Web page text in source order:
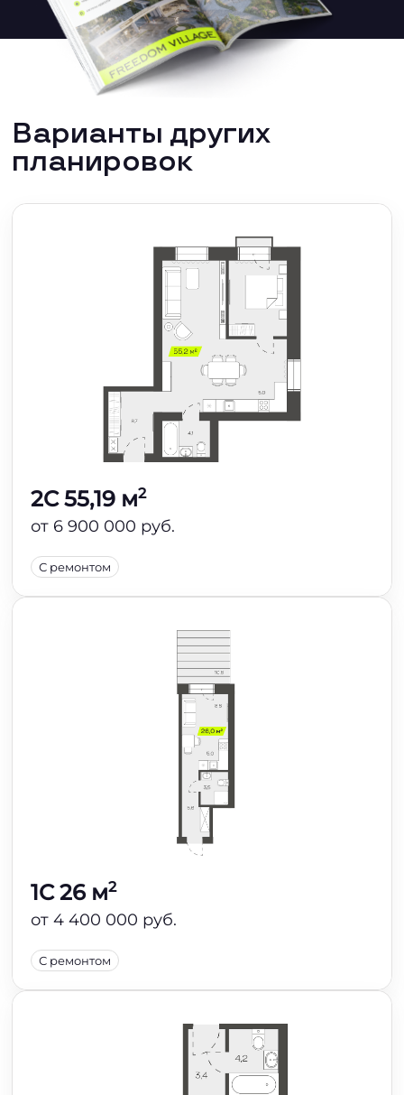
Варианты других
планировок
2C 55,19 м2
от 6 900 000 руб.
С ремонтом
1C 26 м2
от 4 400 000 руб.
С ремонтом